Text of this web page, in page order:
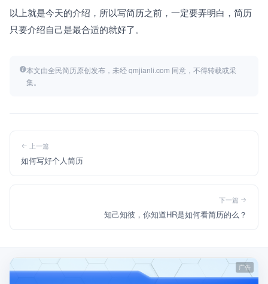
以上就是今天的介绍，所以写简历之前，一定要弄明白，简历
只要介绍自己是最合适的就好了。
本文由全民简历原创发布，未经 qmjianli.com 同意，不得转载或采
集。
上一篇
如何写好个人简历
下一篇
知己知彼，你知道HR是如何看简历的么？